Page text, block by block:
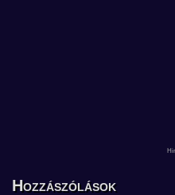
Hozzászólások